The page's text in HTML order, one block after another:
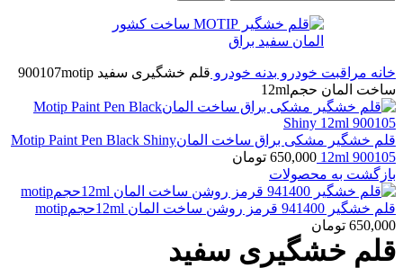
خانه مراقبت خودرو بدنه خودرو
قلم خشگیری سفید 900107motip
ساخت المان حجم12ml
قلم خشگیر مشکی براق ساخت المانMotip Paint Pen Black Shiny
12ml 900105
650,000 تومان
بازگشت به محصولات
قلم خشگیر 941400 قرمز روشن ساخت المان 12mlحجمmotip
650,000 تومان
قلم خشگیری سفید